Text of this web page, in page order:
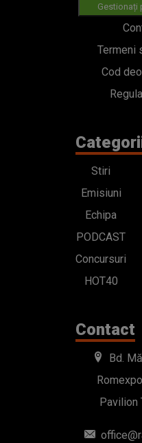
Gestionați
Termeni
Cod
Stiri
Emisiuni
Echipa
PODCAST
Concursuri
HOT40
Contact
Bd.
Pavilion